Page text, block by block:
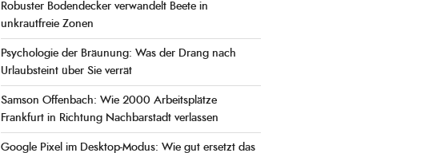
Robuster Bodendecker verwandelt Beete in
unkrautfreie Zonen
Psychologie der Bräunung: Was der Drang nach
Urlaubsteint über Sie verrät
Samson Offenbach: Wie 2000 Arbeitsplätze
Frankfurt in Richtung Nachbarstadt verlassen
Google Pixel im Desktop-Modus: Wie gut ersetzt das